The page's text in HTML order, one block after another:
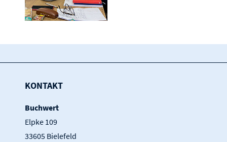
KONTAKT
Buchwert
Elpke 109
33605 Bielefeld